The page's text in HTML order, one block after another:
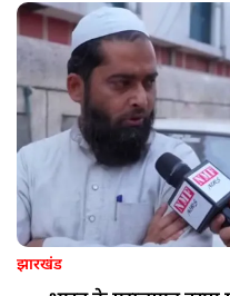
झारखंड